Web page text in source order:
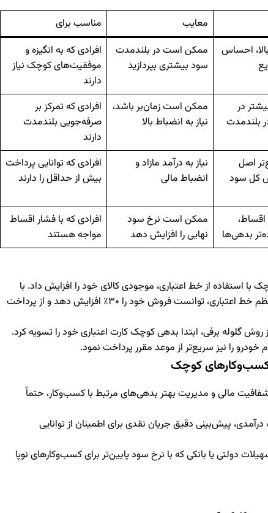
معایب
مناسب برای
احساس
ممکن است در بلندمدت
سود بیشتری بپردازید
افرادی که به انگیزه و
موفقیت‌های کوچک نیاز
دارند
در
بلندمدت
ممکن است زمان‌بر باشد،
نیاز به انضباط بالا
افرادی که تمرکز بر
صرفه‌جویی بلندمدت
دارند
اصل
کل سود
نیاز به درآمد مازاد و
انضباط مالی
افرادی که توانایی پرداخت
بیش از حداقل را دارند
بدهی‌ها
ممکن است نرخ سود
نهایی را افزایش دهد
افرادی که با فشار اقساط
مواجه هستند
با استفاده از خط اعتباری، موجودی کالای خود را افزایش داد. با
مدیریت دقیق گردش مالی و بازپرداخت منظم خط اعتباری، توانست فروش خود را ۳۰٪ افزایش دهد و از پرداخت
روش گلوله برفی، ابتدا بدهی کوچک کارت اعتباری خود را تسویه کرد.
خودرو را نیز سریع‌تر از موعد مقرر پرداخت نمود.
کسب‌وکارهای کوچک
مالی و مدیریت بهتر بدهی‌های مرتبط با کسب‌وکار، حتماً
درآمدی، پیش‌بینی دقیق جریان نقدی برای اطمینان از توانایی
دولتی یا بانکی که با نرخ سود پایین‌تر برای کسب‌وکارهای نوپا